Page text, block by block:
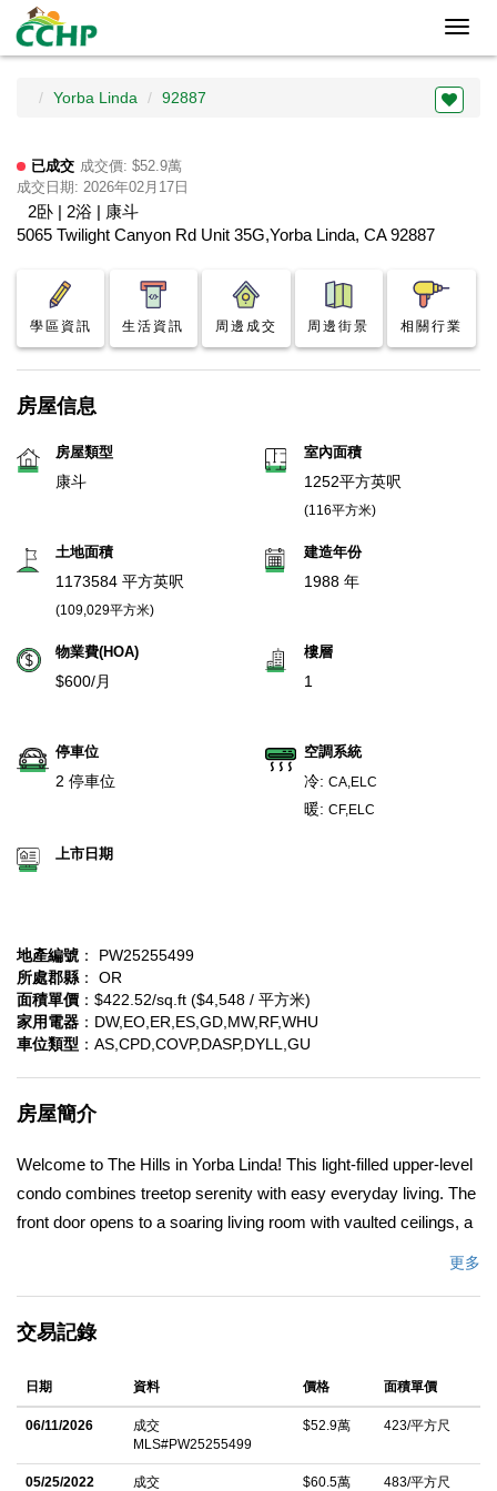
Yorba Linda 92887
已成交 成交價: $52.9萬
成交日期: 2026年02月17日
2卧 | 2浴 | 康斗
5065 Twilight Canyon Rd Unit 35G,Yorba Linda, CA 92887
學區資訊 生活資訊 周邊成交 周邊街景 相關行業
房屋信息
房屋類型
康斗
室內面積
1252平方英呎
(116平方米)
土地面積
1173584 平方英呎
(109,029平方米)
建造年份
1988 年
物業費(HOA)
$600/月
樓層
1
停車位
2 停車位
空調系統
冷: CA,ELC
暖: CF,ELC
上市日期
地產編號 ： PW25255499
所處郡縣 ： OR
面積單價 ：$422.52/sq.ft ($4,548 / 平方米)
家用電器 ：DW,EO,ER,ES,GD,MW,RF,WHU
車位類型 ：AS,CPD,COVP,DASP,DYLL,GU
房屋簡介
Welcome to The Hills in Yorba Linda! This light-filled upper-level
condo combines treetop serenity with easy everyday living. The
front door opens to a soaring living room with vaulted ceilings, a
counters, stainless appliances, and a second balcony access
offers two bedrooms and two baths, including a private primary
suite with vaulted ceilings, a skylight with remote shade, a large
walk-in closet with upgraded organizer, and an ensuite Â¾ bath.
The exceptionally spacious secondary bedroom sits near a full
更多
交易記錄
日期 資料 價格 面積單價
06/11/2026
成交
MLS#PW25255499
$52.9萬 423/平方尺
05/25/2022 成交 $60.5萬 483/平方尺